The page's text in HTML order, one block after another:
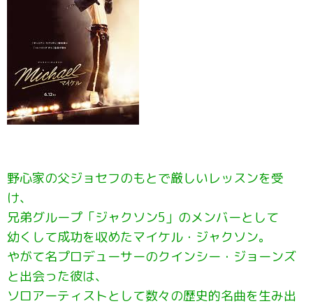
野心家の父ジョセフのもとで厳しいレッスンを受
け、
兄弟グループ「ジャクソン5」のメンバーとして
幼くして成功を収めたマイケル・ジャクソン。
やがて名プロデューサーのクインシー・ジョーンズ
と出会った彼は、
ソロアーティストとして数々の歴史的名曲を生み出